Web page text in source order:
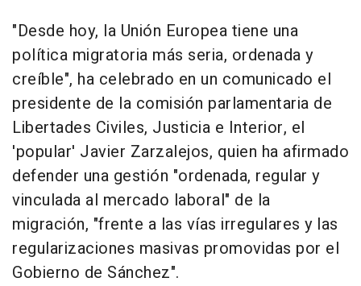
"Desde hoy, la Unión Europea tiene una
política migratoria más seria, ordenada y
creíble", ha celebrado en un comunicado el
presidente de la comisión parlamentaria de
Libertades Civiles, Justicia e Interior, el
'popular' Javier Zarzalejos, quien ha afirmado
defender una gestión "ordenada, regular y
vinculada al mercado laboral" de la
migración, "frente a las vías irregulares y las
regularizaciones masivas promovidas por el
Gobierno de Sánchez".